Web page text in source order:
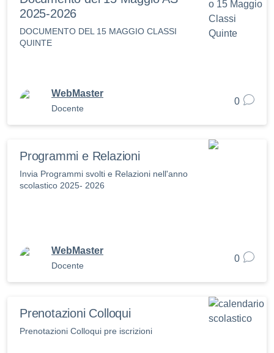
2025-2026
DOCUMENTO DEL 15 MAGGIO CLASSI
QUINTE
WebMaster
Docente
0
Programmi e Relazioni
Invia Programmi svolti e Relazioni nell'anno
scolastico 2025- 2026
WebMaster
Docente
0
Prenotazioni Colloqui
Prenotazioni Colloqui pre iscrizioni